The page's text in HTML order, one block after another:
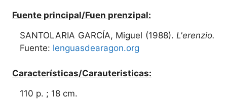
Fuente principal/Fuen prenzipal:
SANTOLARIA GARCÍA, Miguel (1988). L'erenzio.
Fuente: lenguasdearagon.org
Características/Carauteristicas:
110 p. ; 18 cm.